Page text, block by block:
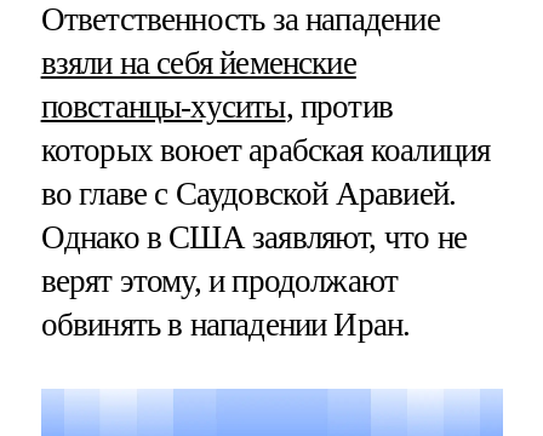
Ответственность за нападение
взяли на себя йеменские
повстанцы-хуситы, против
которых воюет арабская коалиция
во главе с Саудовской Аравией.
Однако в США заявляют, что не
верят этому, и продолжают
обвинять в нападении Иран.